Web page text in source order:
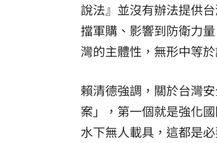
說法』並沒有辦法提供
擋軍購、影響到防衛力
灣的主體性，無形中等
賴清德強調，關於台灣
案」，第一個就是強化
水下無人載具，這都是